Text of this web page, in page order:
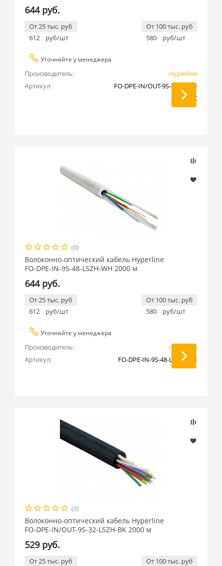
644 руб.
От 25 тыс. руб
612
руб/шт
От 100 тыс. руб
580
руб/шт
Уточняйте у менеджера
Производитель:
Hyperline
Артикул:
FO-DPE-IN/OUT-9S-48-LSZH-
BK
(0)
Волоконно-оптический кабель Hyperline
FO-DPE-IN-9S-48-LSZH-WH 2000 м
644 руб.
От 25 тыс. руб
612
руб/шт
От 100 тыс. руб
580
руб/шт
Уточняйте у менеджера
Производитель:
Hyperline
Артикул:
FO-DPE-IN-9S-48-LSZH-WH
(0)
Волоконно-оптический кабель Hyperline
FO-DPE-IN/OUT-9S-32-LSZH-BK 2000 м
529 руб.
От 25 тыс. руб
От 100 тыс. руб